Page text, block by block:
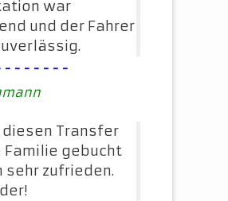
war
und der Fahrer
diesen Transfer
Familie gebucht
sehr zufrieden.